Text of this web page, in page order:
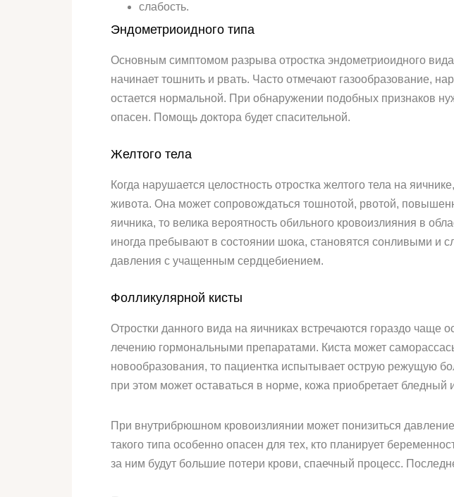
слабость.
Эндометриоидного типа
Основным симптомом разрыва отростка эндометриоидного
начинает тошнить и рвать. Часто отмечают газообразование,
остается нормальной. При обнаружении подобных признаков
опасен. Помощь доктора будет спасительной.
Желтого тела
Когда нарушается целостность отростка желтого тела на
живота. Она может сопровождаться тошнотой, рвотой,
яичника, то велика вероятность обильного кровоизлияния в
иногда пребывают в состоянии шока, становятся сонливыми
давления с учащенным сердцебиением.
Фолликулярной кисты
Отростки данного вида на яичниках встречаются гораздо
лечению гормональными препаратами. Киста может
новообразования, то пациентка испытывает острую режущую
при этом может оставаться в норме, кожа приобретает
При внутрибрюшном кровоизлиянии может понизиться
такого типа особенно опасен для тех, кто планирует
за ним будут большие потери крови, спаечный процесс.